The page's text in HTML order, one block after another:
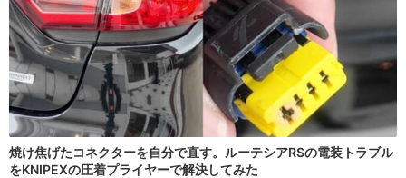
焼け焦げたコネクターを自分で直す。ルーテシアRSの電装トラブル
をKNIPEXの圧着プライヤーで解決してみた